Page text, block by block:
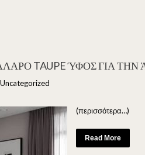
TAUPE ΎΦΟΣ ΓΙΑ ΤΗΝ
Uncategorized
(περισσότερα…)
Read More